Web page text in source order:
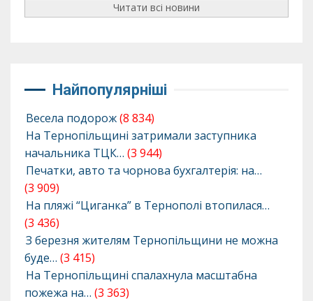
Читати всі новини
Найпопулярніші
Весела подорож(8 834)
На Тернопільщині затримали заступника
начальника ТЦК… (3 944)
Печатки, авто та чорнова бухгалтерія: на…
(3 909)
На пляжі “Циганка” в Тернополі втопилася…
(3 436)
З березня жителям Тернопільщини не можна
буде… (3 415)
На Тернопільщині спалахнула масштабна
пожежа на… (3 363)